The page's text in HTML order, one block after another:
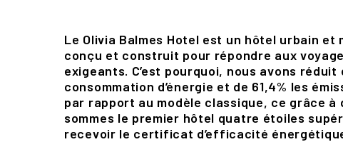
Le Olivia Balmes Hotel est un hôtel urbain et
conçu et construit pour répondre aux
exigeants. C’est pourquoi, nous avons réduit
consommation d’énergie et de 61,4% les
par rapport au modèle classique, ce grâce à
sommes le premier hôtel quatre étoiles
recevoir le certificat d’efficacité